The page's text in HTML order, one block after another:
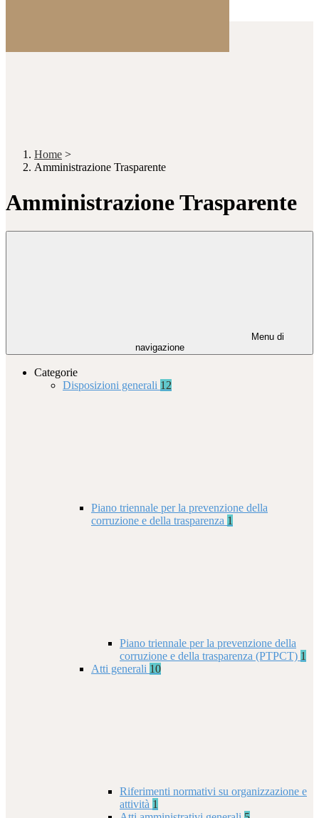
Home >
Amministrazione Trasparente
Amministrazione Trasparente
Menu di
navigazione
Categorie
Disposizioni generali 12
Piano triennale per la prevenzione della
corruzione e della trasparenza 1
Piano triennale per la prevenzione della
corruzione e della trasparenza (PTPCT) 1
Atti generali 10
Riferimenti normativi su organizzazione e
attività 1